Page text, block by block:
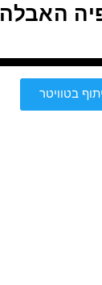
האבלה
בטוויטר